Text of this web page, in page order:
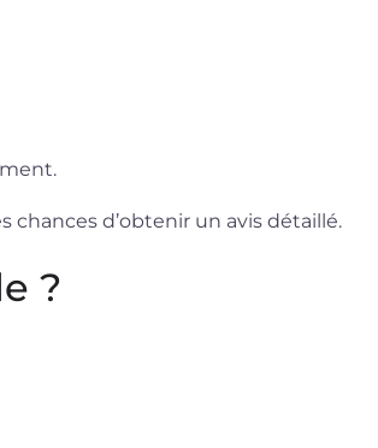
chances d’obtenir un avis détaillé.
?